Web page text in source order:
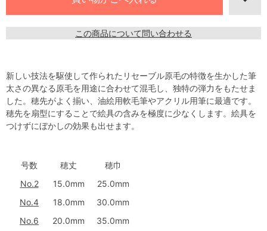
この商品について問い合わせる
新しい技法を駆使して作られたリセーブル原毛の特徴を生かした筆
太さの異なる原毛を用途に合わせて混毛し、独特の弾力をもたせま
した。穂先がよく揃い、油絵用軟毛筆やアクリル用筆に最適です。
穂先を扇型にすることで絵具の含みを極度に少なくします。絵具を
つけずにぼかしの効果も出せます。
号数 穂丈
穂巾
No.2
15.0mm
25.0mm
No.4
18.0mm
30.0mm
No.6
20.0mm
35.0mm